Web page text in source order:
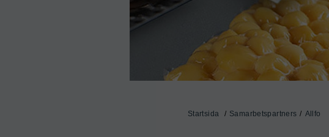
Startsida Samarbetspartners Allfo